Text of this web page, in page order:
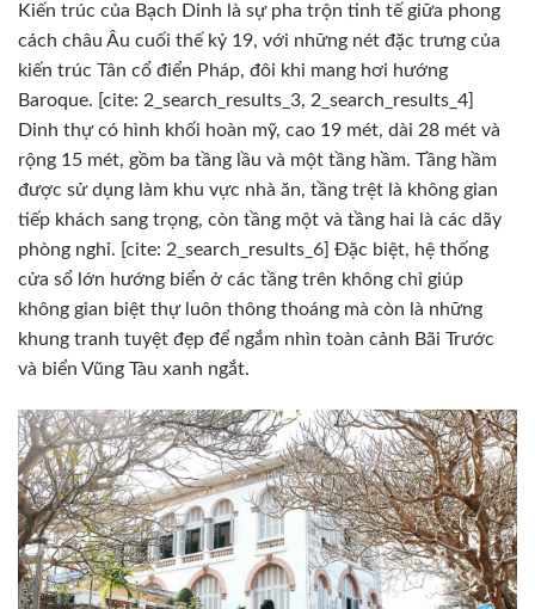
Kiến trúc của Bạch Dinh là sự pha trộn tinh tế giữa phong
cách châu Âu cuối thế kỷ 19, với những nét đặc trưng của
kiến trúc Tân cổ điển Pháp, đôi khi mang hơi hướng
Baroque. [cite: 2_search_results_3, 2_search_results_4]
Dinh thự có hình khối hoàn mỹ, cao 19 mét, dài 28 mét và
rộng 15 mét, gồm ba tầng lầu và một tầng hầm. Tầng hầm
được sử dụng làm khu vực nhà ăn, tầng trệt là không gian
tiếp khách sang trọng, còn tầng một và tầng hai là các dãy
phòng nghỉ. [cite: 2_search_results_6] Đặc biệt, hệ thống
cửa sổ lớn hướng biển ở các tầng trên không chỉ giúp
không gian biệt thự luôn thông thoáng mà còn là những
khung tranh tuyệt đẹp để ngắm nhìn toàn cảnh Bãi Trước
và biển Vũng Tàu xanh ngắt.